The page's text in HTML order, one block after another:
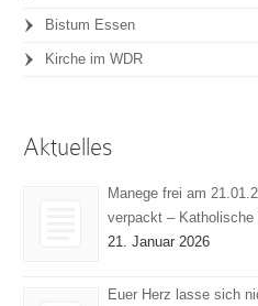
Bistum Essen
Kirche im WDR
Aktuelles
Manege frei am
verpackt –
21. Januar 2026
Euer Herz lasse sich